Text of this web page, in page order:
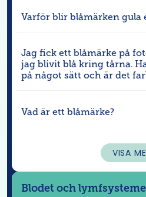
Varför blir blåmärken gula
Jag fick ett blåmärke på
jag blivit blå kring tårna.
på något sätt och är det
Vad är ett blåmärke?
VISA
Blodet och